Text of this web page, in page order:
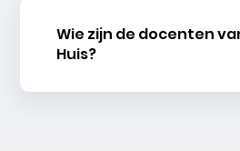
Wie zijn de docenten
Huis?